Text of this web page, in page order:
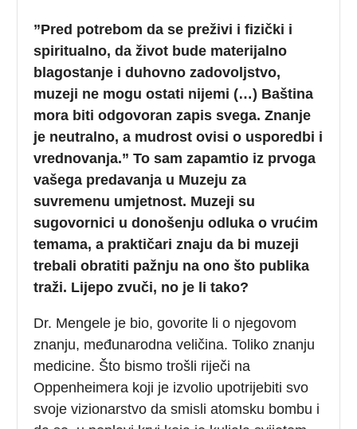
”Pred potrebom da se preživi i fizički i
spiritualno, da život bude materijalno
blagostanje i duhovno zadovoljstvo,
muzeji ne mogu ostati nijemi (…) Baština
mora biti odgovoran zapis svega. Znanje
je neutralno, a mudrost ovisi o usporedbi i
vrednovanja.” To sam zapamtio iz prvoga
vašega predavanja u Muzeju za
suvremenu umjetnost. Muzeji su
sugovornici u donošenju odluka o vrućim
temama, a praktičari znaju da bi muzeji
trebali obratiti pažnju na ono što publika
traži. Lijepo zvuči, no je li tako?
Dr. Mengele je bio, govorite li o njegovom
znanju, međunarodna veličina. Toliko znanju
medicine. Što bismo trošli riječi na
Oppenheimera koji je izvolio upotrijebiti svo
svoje vizionarstvo da smisli atomsku bombu i